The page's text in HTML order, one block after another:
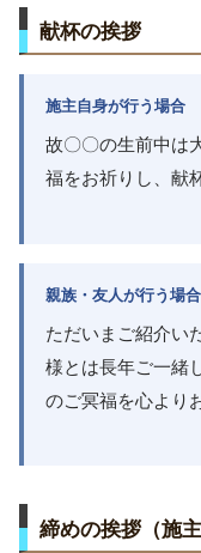
献杯の挨拶
施主自身が行う場合
故〇〇の生前中は
福をお祈りし、献
親族・友人が行う場合
ただいまご紹介い
様とは長年ご一緒
のご冥福を心より
締めの挨拶（施主